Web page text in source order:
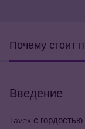
Почему стоит
Введение
Tavex с